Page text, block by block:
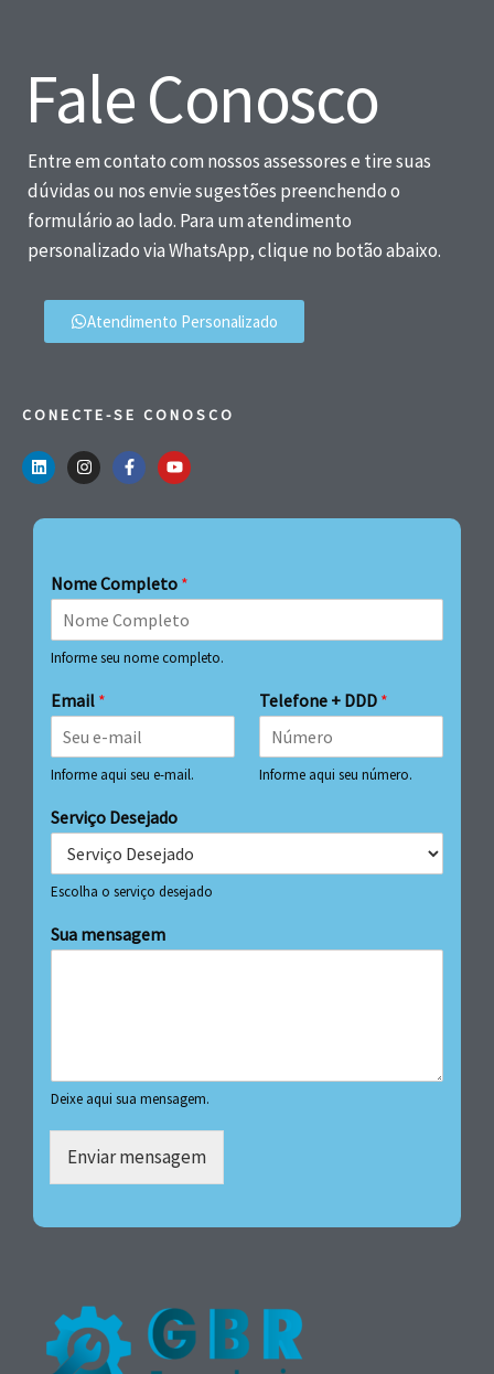
Fale Conosco
Entre em contato com nossos assessores e tire suas
dúvidas ou nos envie sugestões preenchendo o
formulário ao lado. Para um atendimento
personalizado via WhatsApp, clique no botão abaixo.
Atendimento Personalizado
CONECTE-SE CONOSCO
Nome Completo *
Informe seu nome completo.
Email *
Informe aqui seu e-mail.
Telefone + DDD *
Informe aqui seu número.
Serviço Desejado
Escolha o serviço desejado
Sua mensagem
Deixe aqui sua mensagem.
Enviar mensagem